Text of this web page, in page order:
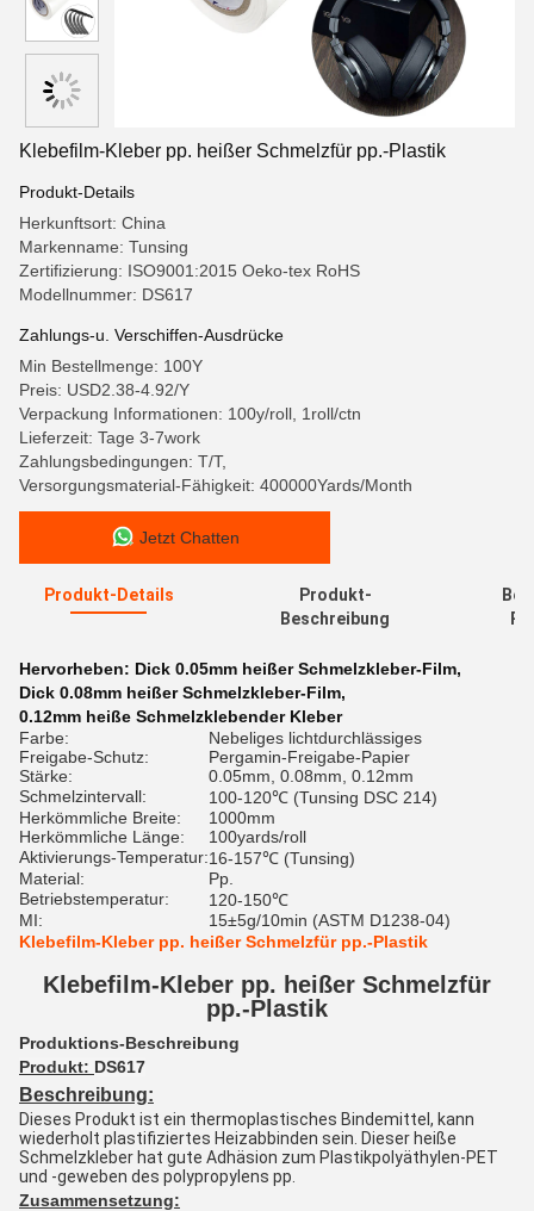
Klebefilm-Kleber pp. heißer Schmelzfür pp.-Plastik
Produkt-Details
Herkunftsort: China
Markenname: Tunsing
Zertifizierung: ISO9001:2015 Oeko-tex RoHS
Modellnummer: DS617
Zahlungs-u. Verschiffen-Ausdrücke
Min Bestellmenge: 100Y
Preis: USD2.38-4.92/Y
Verpackung Informationen: 100y/roll, 1roll/ctn
Lieferzeit: Tage 3-7work
Zahlungsbedingungen: T/T,
Versorgungsmaterial-Fähigkeit: 400000Yards/Month
Jetzt Chatten
Produkt-Details
Produkt-
Beschreibung
Hervorheben: Dick 0.05mm heißer Schmelzkleber-Film,
Dick 0.08mm heißer Schmelzkleber-Film,
0.12mm heiße Schmelzklebender Kleber
Farbe:
Nebeliges lichtdurchlässiges
Freigabe-Schutz:
Pergamin-Freigabe-Papier
Stärke:
0.05mm, 0.08mm, 0.12mm
Schmelzintervall:
100-120℃ (Tunsing DSC 214)
Herkömmliche Breite:
1000mm
Herkömmliche Länge:
100yards/roll
Aktivierungs-Temperatur:16-157℃ (Tunsing)
Material:
Pp.
Betriebstemperatur:
120-150℃
MI:
15±5g/10min (ASTM D1238-04)
Klebefilm-Kleber pp. heißer Schmelzfür pp.-Plastik
Klebefilm-Kleber pp. heißer Schmelzfür
pp.-Plastik
Produktions-Beschreibung
Produkt: DS617
Beschreibung:
Dieses Produkt ist ein thermoplastisches Bindemittel, kann
wiederholt plastifiziertes Heizabbinden sein. Dieser heiße
Schmelzkleber hat gute Adhäsion zum Plastikpolyäthylen-PET
und -geweben des polypropylens pp.
Zusammensetzung: